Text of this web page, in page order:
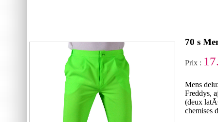
70 s
Prix :
Mens
Freddys,
(deux
chemises